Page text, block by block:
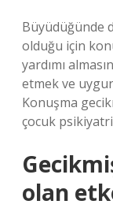
Büyüdüğünde
olduğu için
yardımı
etmek ve
Konuşma
çocuk
olan